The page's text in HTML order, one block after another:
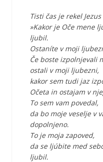
Tisti čas je rekel
»Kakor je Oče mene
ljubil.
Ostaníte v moji
Če boste izpolnjevali
ostali v moji ljubezni,
kakor sem tudi jaz
Očeta in ostajam v
To sem vam povedal,
da bo moje veselje v
dopolnjeno.
To je moja zapoved,
da se ljúbite med
ljubil.